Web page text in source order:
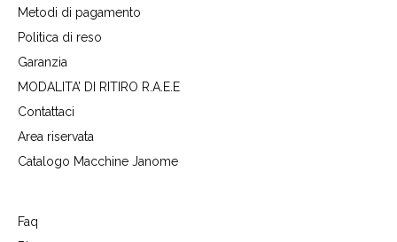
Metodi di pagamento
Politica di reso
Garanzia
MODALITA’ DI RITIRO R.A.E.E
Contattaci
Area riservata
Catalogo Macchine Janome
Faq